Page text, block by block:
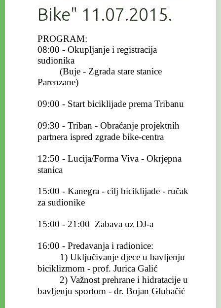
Bike" 11.07.2015.
PROGRAM:
08:00 - Okupljanje i registracija
sudionika
(Buje - Zgrada stare stanice
Parenzane)
09:00 - Start biciklijade prema Tribanu
09:30 - Triban - Obraćanje projektnih
partnera ispred zgrade bike-centra
12:50 - Lucija/Forma Viva - Okrjepna
stanica
15:00 - Kanegra - cilj biciklijade - ručak
za sudionike
15:00 - 21:00 Zabava uz DJ-a
16:00 - Predavanja i radionice:
1) Uključivanje djece u bavljenju
biciklizmom - prof. Jurica Galić
2) Važnost prehrane i hidratacije u
bavljenju sportom - dr. Bojan Gluhačić